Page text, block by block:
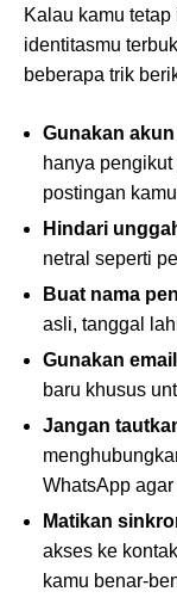
Kalau kamu
identitasmu
beberapa trik
Gunakan
hanya
postingan
Hindari
netral seperti
Buat nama
asli, tanggal
Gunakan
baru khusus
Jangan
WhatsApp
Matikan
akses ke
kamu benar-